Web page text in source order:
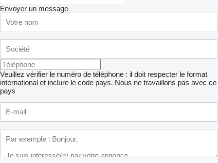
Envoyer un message
Veuillez vérifier le numéro de téléphone : il doit respecter le format
international et inclure le code pays. Nous ne travaillons pas avec ce
pays